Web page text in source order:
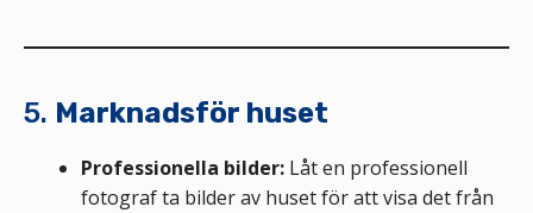
5. Marknadsför huset
Professionella bilder: Låt en professionell
fotograf ta bilder av huset för att visa det från